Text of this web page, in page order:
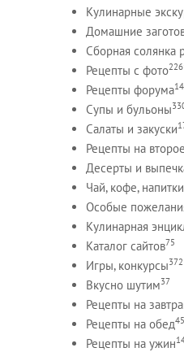
Кулинарные
Домашние
Сборная солянка
Рецепты c фото
Рецепты форума
Супы и бульоны
Салаты и закуски
Рецепты на второе
Десерты и
Чай, кофе, напитки
Особые
Кулинарная
Каталог сайтов75
Игры, конкурсы372
Вкусно шутим37
Рецепты на
Рецепты на обед45
Рецепты на ужин